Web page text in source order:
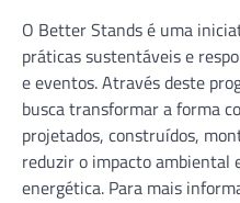
O Better Stands é uma
práticas sustentáveis e
e eventos. Através deste
busca transformar a forma
projetados, construídos,
reduzir o impacto ambiental
energética. Para mais